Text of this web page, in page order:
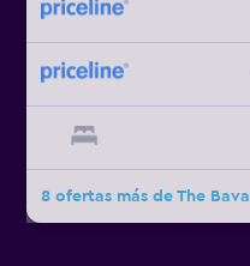
8 ofertas más de The